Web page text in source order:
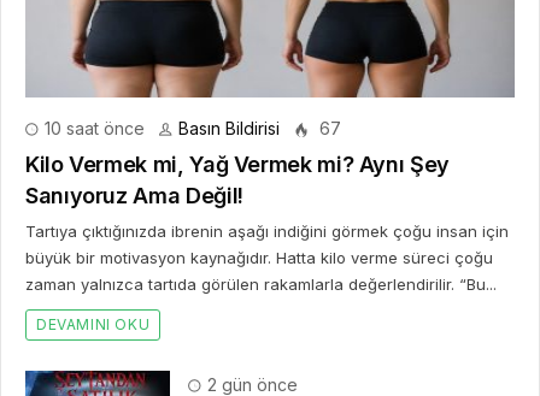
10 saat önce Basın Bildirisi 67
Kilo Vermek mi, Yağ Vermek mi? Aynı Şey
Sanıyoruz Ama Değil!
Tartıya çıktığınızda ibrenin aşağı indiğini görmek çoğu insan için
büyük bir motivasyon kaynağıdır. Hatta kilo verme süreci çoğu
zaman yalnızca tartıda görülen rakamlarla değerlendirilir. “Bu...
DEVAMINI OKU
2 gün önce